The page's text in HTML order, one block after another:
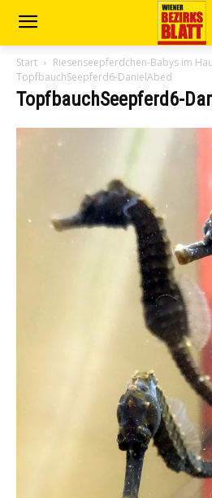
Start
Riesenseepferdchen-Babys im
TopfbauchSeepferd6-DanielAbed
TopfbauchSeepferd6-